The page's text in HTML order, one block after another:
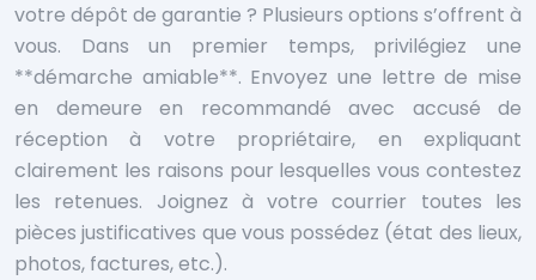
votre dépôt de garantie ? Plusieurs options s’offrent à
vous. Dans un premier temps, privilégiez une
**démarche amiable**. Envoyez une lettre de mise
en demeure en recommandé avec accusé de
réception à votre propriétaire, en expliquant
clairement les raisons pour lesquelles vous contestez
les retenues. Joignez à votre courrier toutes les
pièces justificatives que vous possédez (état des lieux,
photos, factures, etc.).